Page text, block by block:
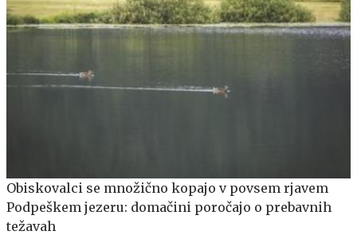
Obiskovalci se množično kopajo v povsem rjavem
Podpeškem jezeru: domačini poročajo o prebavnih
težavah